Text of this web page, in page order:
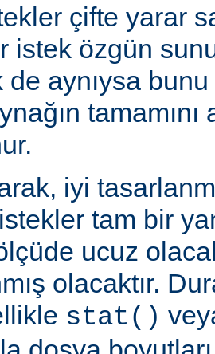
çifte yarar
istek özgün
de aynıysa
iyi
tam bir
ucuz
olacaktır.
stat()